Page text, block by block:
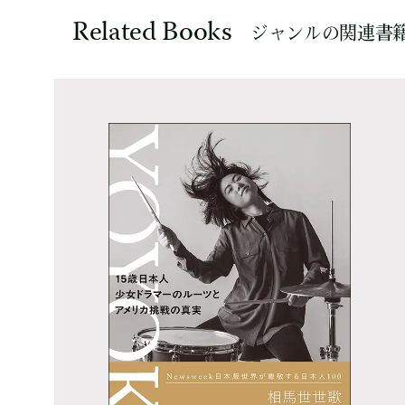
Related Books ジャンルの関連書